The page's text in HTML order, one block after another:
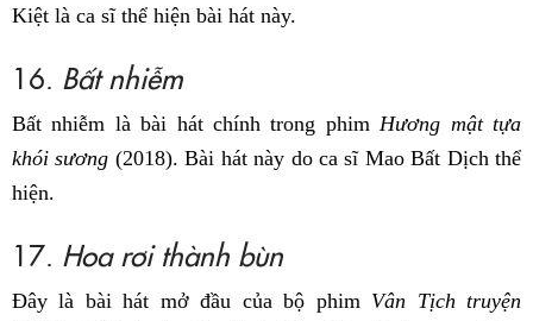
Kiệt là ca sĩ thể hiện bài hát này.
16. Bất nhiễm
Bất nhiễm là bài hát chính trong phim Hương mật tựa
khói sương (2018). Bài hát này do ca sĩ Mao Bất Dịch thể
hiện.
17. Hoa rơi thành bùn
Đây là bài hát mở đầu của bộ phim Vân Tịch truyện